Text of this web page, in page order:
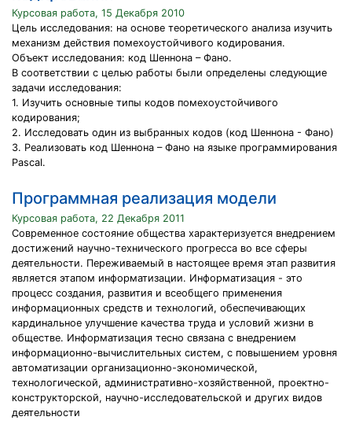
Курсовая работа, 15 Декабря 2010
Цель исследования: на основе теоретического анализа изучить
механизм действия помехоустойчивого кодирования.
Объект исследования: код Шеннона – Фано.
В соответствии с целью работы были определены следующие
задачи исследования:
1. Изучить основные типы кодов помехоустойчивого
кодирования;
2. Исследовать один из выбранных кодов (код Шеннона - Фано)
3. Реализовать код Шеннона – Фано на языке программирования
Pascal.
Программная реализация модели
Курсовая работа, 22 Декабря 2011
Современное состояние общества характеризуется внедрением
достижений научно-технического прогресса во все сферы
деятельности. Переживаемый в настоящее время этап развития
является этапом информатизации. Информатизация - это
процесс создания, развития и всеобщего применения
информационных средств и технологий, обеспечивающих
кардинальное улучшение качества труда и условий жизни в
обществе. Информатизация тесно связана с внедрением
информационно-вычислительных систем, с повышением уровня
автоматизации организационно-экономической,
технологической, административно-хозяйственной, проектно-
конструкторской, научно-исследовательской и других видов
деятельности